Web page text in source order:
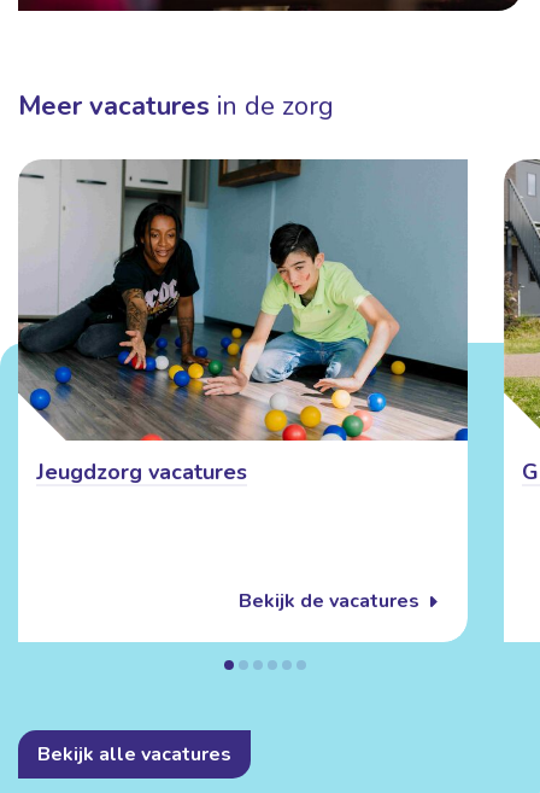
Meer vacatures in de zorg
Jeugdzorg vacatures
Bekijk de vacatures
Bekijk alle vacatures